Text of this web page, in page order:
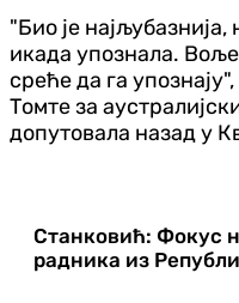
"Био је
икада упознала.
среће да га
Томте за
допутовала назад у
Станковић: Фокус
радника из